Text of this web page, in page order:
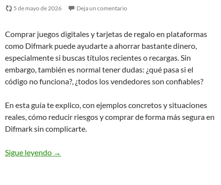
5 de mayo de 2026 Deja un comentario
Comprar juegos digitales y tarjetas de regalo en plataformas
como Difmark puede ayudarte a ahorrar bastante dinero,
especialmente si buscas títulos recientes o recargas. Sin
embargo, también es normal tener dudas: ¿qué pasa si el
código no funciona?, ¿todos los vendedores son confiables?
En esta guía te explico, con ejemplos concretos y situaciones
reales, cómo reducir riesgos y comprar de forma más segura en
Difmark sin complicarte.
Sigue leyendo →